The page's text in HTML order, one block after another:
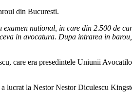
din Bucuresti.
examen national, in care din 2.500 de
in avocatura. Dupa intrarea in
care era presedintele Uniunii
la Nestor Nestor Diculescu